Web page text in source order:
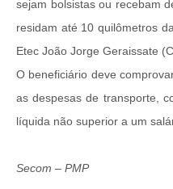
sejam bolsistas ou recebam
residam até 10 quilômetros
Etec João Jorge Geraissate
O beneficiário deve
as despesas de transporte,
líquida não superior a um
Secom – PMP